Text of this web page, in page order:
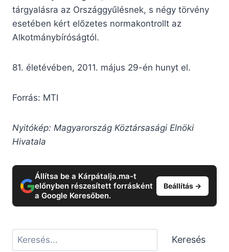
tárgyalásra az Országgyűlésnek, s négy törvény
esetében kért előzetes normakontrollt az
Alkotmánybíróságtól.
81. életévében, 2011. május 29-én hunyt el.
Forrás: MTI
Nyitókép: Magyarország Köztársasági Elnöki
Hivatala
Állítsa be a Kárpátalja.ma-t
előnyben részesített forrásként
a Google Keresőben.
Beállítás →
Keresés Keresés